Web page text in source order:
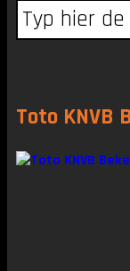
Toto KNVB